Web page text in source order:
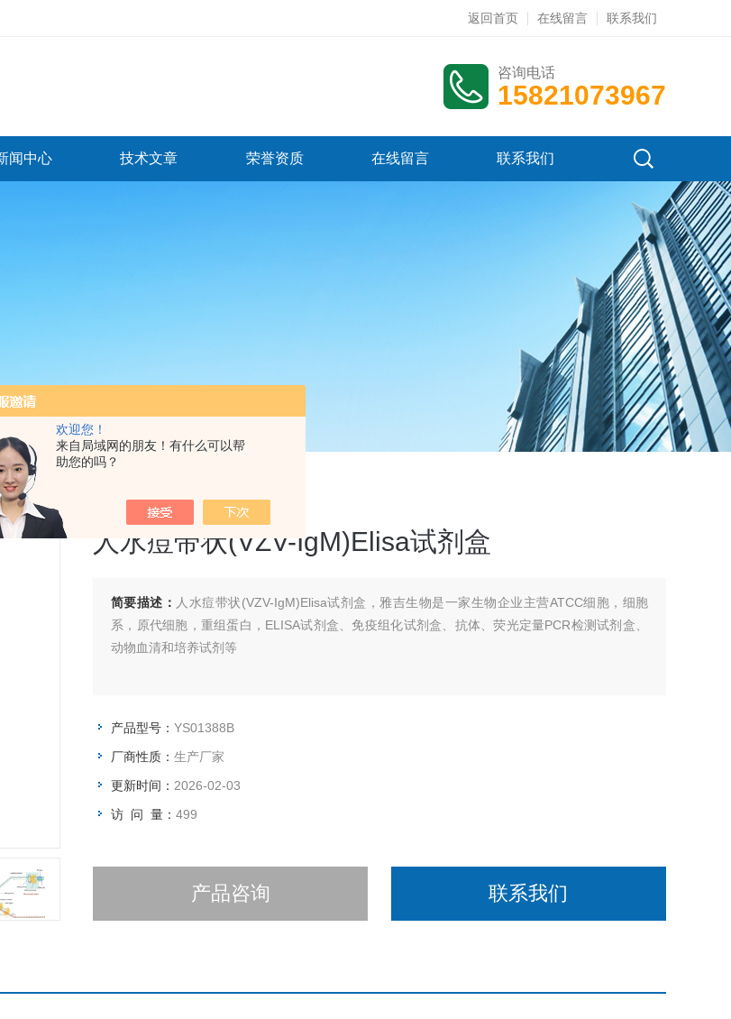
欢迎您！
来自局域网的朋友！有什么可以帮
助您的吗？
返回首页 在线留言 联系我们
咨询电话
15821073967
闻中心 技术文章 荣誉资质 在线留言 联系我们
人水痘带状(VZV-IgM)Elisa试剂盒
人水痘带状(VZV-IgM)Elisa试剂盒
简要描述： 人水痘带状(VZV-IgM)Elisa试剂盒，雅吉生物是一家生物企业主营ATCC细胞，细胞
系，原代细胞，重组蛋白，ELISA试剂盒、免疫组化试剂盒、抗体、荧光定量PCR检测试剂盒、
动物血清和培养试剂等
产品型号： YS01388B
厂商性质： 生产厂家
更新时间： 2026-02-03
访 问 量： 499
产品咨询 联系我们